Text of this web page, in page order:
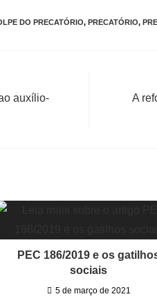
DO PRECATÓRIO, PRECATÓRIO,
auxílio-
A
PEC 186/2019 e os
sociais
5 de março de 2021